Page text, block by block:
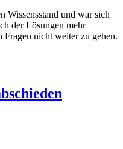
Wissensstand und war sich
der Lösungen mehr
Fragen nicht weiter zu gehen.